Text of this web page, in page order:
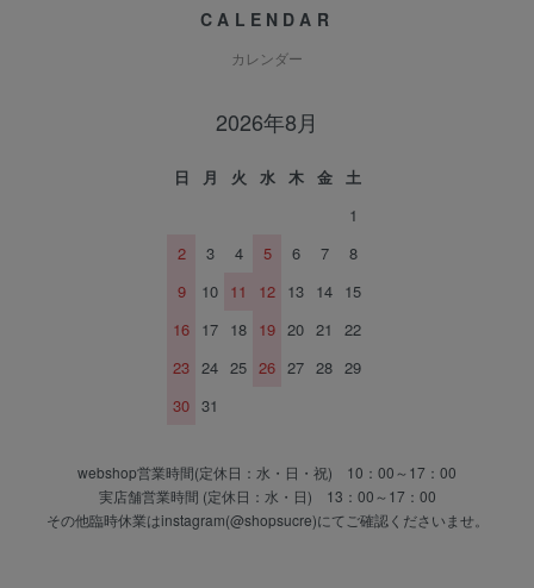
CALENDAR
カレンダー
2026年8月
日 月 火 水 木 金
土
1
2
3 4 5 6 7
8
9
10 11 12 13 14 15
16 17 18 19 20 21
22
23 24 25 26 27 28 29
30 31
webshop営業時間(定休日：水・日・祝) 10：00～17：00
実店舗営業時間 (定休日：水・日) 13：00～17：00
その他臨時休業はinstagram(@shopsucre)にてご確認くださいませ。